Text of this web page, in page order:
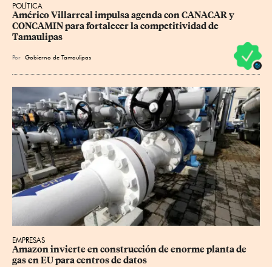
POLÍTICA
Américo Villarreal impulsa agenda con CANACAR y
CONCAMIN para fortalecer la competitividad de
Tamaulipas
Por Gobierno de Tamaulipas
EMPRESAS
Amazon invierte en construcción de enorme planta de
gas en EU para centros de datos